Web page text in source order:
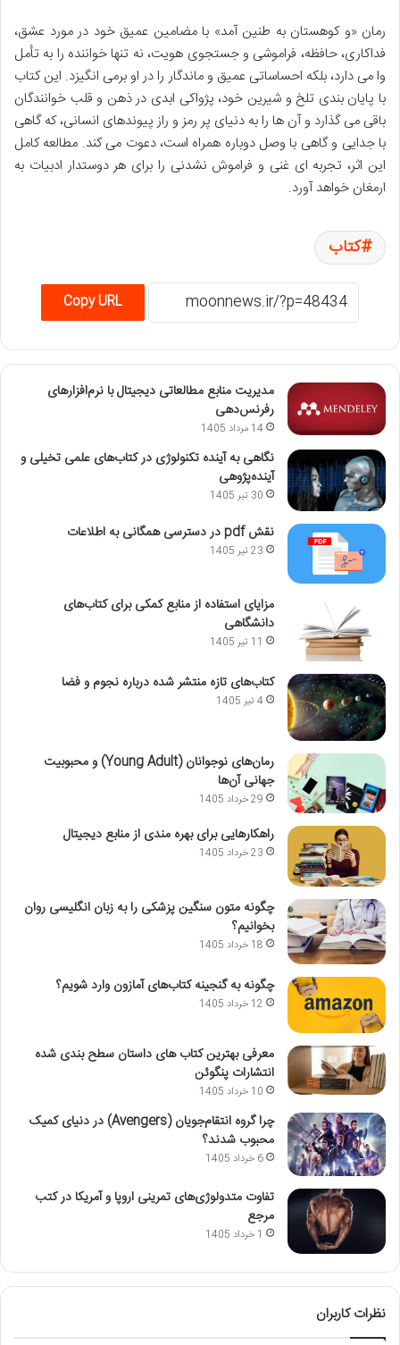
رمان «و کوهستان به طنین آمد» با مضامین عمیق خود در مورد عشق،
فداکاری، حافظه، فراموشی و جستجوی هویت، نه تنها خواننده را به تأمل
وا می دارد، بلکه احساساتی عمیق و ماندگار را در او برمی انگیزد. این کتاب
با پایان بندی تلخ و شیرین خود، پژواکی ابدی در ذهن و قلب خوانندگان
باقی می گذارد و آن ها را به دنیای پر رمز و راز پیوندهای انسانی، که گاهی
با جدایی و گاهی با وصل دوباره همراه است، دعوت می کند. مطالعه کامل
این اثر، تجربه ای غنی و فراموش نشدنی را برای هر دوستدار ادبیات به
ارمغان خواهد آورد.
کتاب
Copy URL
مدیریت منابع مطالعاتی دیجیتال با نرم‌افزارهای
رفرنس‌دهی
14 مرداد 1405
نگاهی به آینده تکنولوژی در کتاب‌های علمی تخیلی و
آینده‌پژوهی
30 تیر 1405
نقش pdf در دسترسی همگانی به اطلاعات
23 تیر 1405
مزایای استفاده از منابع کمکی برای کتاب‌های
دانشگاهی
11 تیر 1405
کتاب‌های تازه منتشر شده درباره نجوم و فضا
4 تیر 1405
رمان‌های نوجوانان (Young Adult) و محبوبیت
جهانی آن‌ها
29 خرداد 1405
راهکارهایی برای بهره مندی از منابع دیجیتال
23 خرداد 1405
چگونه متون سنگین پزشکی را به زبان انگلیسی روان
بخوانیم؟
18 خرداد 1405
چگونه به گنجینه کتاب‌های آمازون وارد شویم؟
12 خرداد 1405
معرفی بهترین کتاب های داستان سطح بندی شده
انتشارات پنگوئن
10 خرداد 1405
چرا گروه انتقام‌جویان (Avengers) در دنیای کمیک
محبوب شدند؟
6 خرداد 1405
تفاوت متدولوژی‌های تمرینی اروپا و آمریکا در کتب
مرجع
1 خرداد 1405
نظرات کاربران